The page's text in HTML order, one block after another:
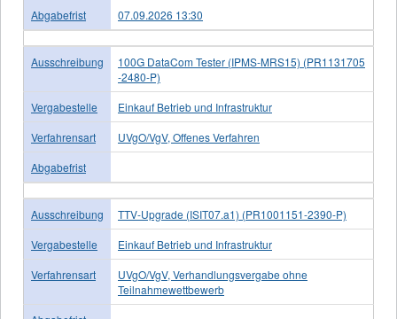
Abgabefrist
07.09.2026 13:30
Ausschreibung
100G DataCom Tester (IPMS-MRS15) (PR1131705
-2480-P)
Vergabestelle
Einkauf Betrieb und Infrastruktur
Verfahrensart
UVgO/VgV, Offenes Verfahren
Abgabefrist
Ausschreibung
TTV-Upgrade (ISIT07.a1) (PR1001151-2390-P)
Vergabestelle
Einkauf Betrieb und Infrastruktur
Verfahrensart
UVgO/VgV, Verhandlungsvergabe ohne
Teilnahmewettbewerb